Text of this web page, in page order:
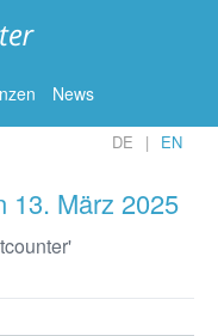
News
DE EN
13. März 2025